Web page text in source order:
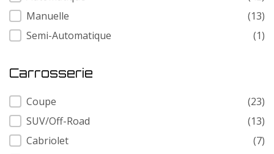
Manuelle
(13)
Semi-Automatique
(1)
Carrosserie
Carrosserie
Coupe
(23)
SUV/Off-Road
(13)
Cabriolet
(7)